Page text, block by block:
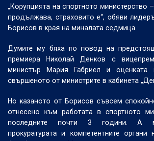
„Корупцията на спортното министерство
продължава, страховито е“, обяви
Борисов в края на миналата седмица.
Думите му бяха по повод на
премиера Николай Денков с
министър Мария Габриел и оценката
свършеното от министрите в кабинета
Но казаното от Борисов съвсем
отнесено към работата в спортното
последните почти 3 години. А
прокуратурата и компетентните